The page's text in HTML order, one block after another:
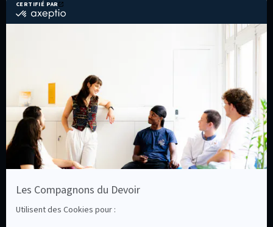
Recruter un(e) alternant(e)
Former ses salariés
Entreprendre
Les Assises du compagnonnage
La Ruche
ESPACE PROFESSIONNELS DE L’ORIENTATION
ESPACE PRESSE